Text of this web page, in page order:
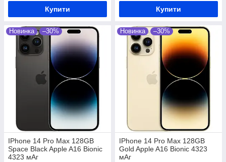
Купити Купити
Новинка –30%
IPhone 14 Pro Max 128GB
Space Black Apple A16 Bionic
4323 мАг
Новинка –30%
IPhone 14 Pro Max 128GB
Gold Apple A16 Bionic 4323
мАг